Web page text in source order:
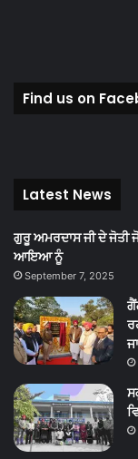
Find us on
Latest News
ਗੁਰੂ ਅਮਰਦਾਸ ਜੀ ਦੇ ਜੋਤੀ
ਆਇਆ ਨੂੰ
September 7, 2025